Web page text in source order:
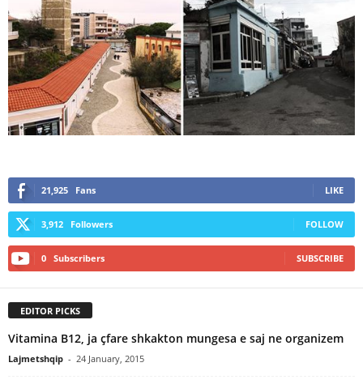
21,925 Fans LIKE
3,912 Followers FOLLOW
0 Subscribers SUBSCRIBE
EDITOR PICKS
Vitamina B12, ja çfare shkakton mungesa e saj ne organizem
Lajmetshqip - 24 January, 2015